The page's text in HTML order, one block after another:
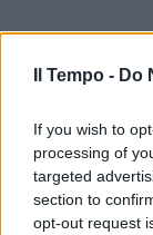
Il Tempo - Do
If you wish to
processing of
targeted
section to
opt-out request